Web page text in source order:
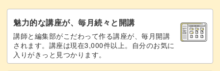
未硬化ジェルを拭き取る
凹凸感のあるキラキラアート 26:08
グラデーションを作る 26:26
魅力的な講座が、毎月続々と開講
講師と編集部がこだわって作る講座が、毎月開講
されます。講座は現在3,000件以上。自分のお気に
入りがきっと見つかります。